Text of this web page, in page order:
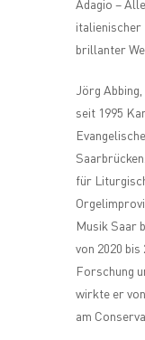
Adagio –
italienischer
brillanter
Jörg
seit 1995
für
Musik Saar
von 2020
Forschung
wirkte er
am